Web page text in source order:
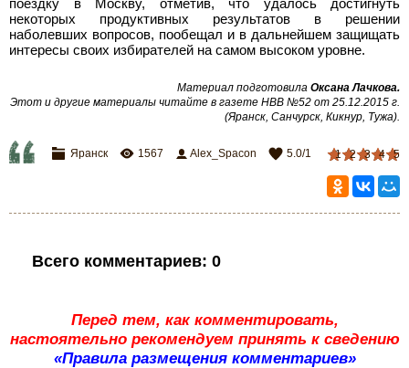
поездку в Москву, отметив, что удалось достигнуть
некоторых продуктивных результатов в решении
наболевших вопросов, пообещал и в дальнейшем защищать
интересы своих избирателей на самом высоком уровне.
Материал подготовила Оксана Лачкова.
Этот и другие материалы читайте в газете НВВ №52 от 25.12.2015 г.
(Яранск, Санчурск, Кикнур, Тужа).
1 2 3 4 5
Яранск 1567 Alex_Spacon 5.0/1
Всего комментариев: 0
Перед тем, как комментировать,
настоятельно рекомендуем принять к сведению
«Правила размещения комментариев»